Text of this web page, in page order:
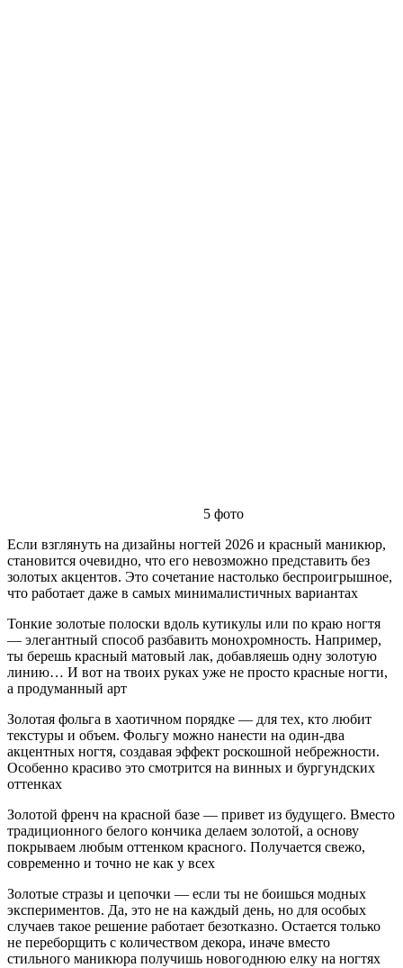
5 фото
Если взглянуть на дизайны ногтей 2026 и красный маникюр,
становится очевидно, что его невозможно представить без
золотых акцентов. Это сочетание настолько беспроигрышное,
что работает даже в самых минималистичных вариантах
Тонкие золотые полоски вдоль кутикулы или по краю ногтя
— элегантный способ разбавить монохромность. Например,
ты берешь красный матовый лак, добавляешь одну золотую
линию… И вот на твоих руках уже не просто красные ногти,
а продуманный арт
Золотая фольга в хаотичном порядке — для тех, кто любит
текстуры и объем. Фольгу можно нанести на один-два
акцентных ногтя, создавая эффект роскошной небрежности.
Особенно красиво это смотрится на винных и бургундских
оттенках
Золотой френч на красной базе — привет из будущего. Вместо
традиционного белого кончика делаем золотой, а основу
покрываем любым оттенком красного. Получается свежо,
современно и точно не как у всех
Золотые стразы и цепочки — если ты не боишься модных
экспериментов. Да, это не на каждый день, но для особых
случаев такое решение работает безотказно. Остается только
не переборщить с количеством декора, иначе вместо
стильного маникюра получишь новогоднюю елку на ногтях